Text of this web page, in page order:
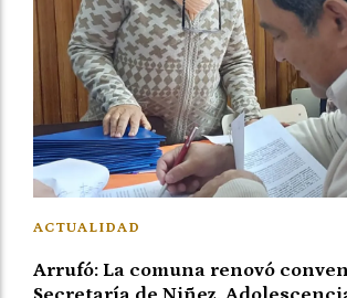
Arrufó: La comuna renovó
ACTUALIDAD